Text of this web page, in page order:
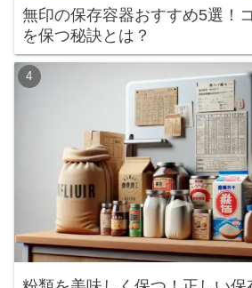
無印の保存容器おすすめ5選！
を保つ秘訣とは？